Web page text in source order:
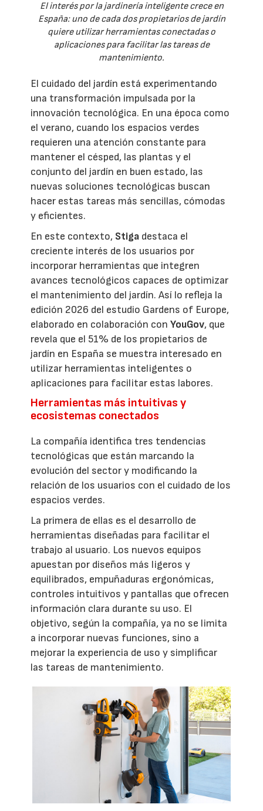
El interés por la jardinería inteligente crece en
España: uno de cada dos propietarios de jardín
quiere utilizar herramientas conectadas o
aplicaciones para facilitar las tareas de
mantenimiento.
El cuidado del jardín está experimentando
una transformación impulsada por la
innovación tecnológica. En una época como
el verano, cuando los espacios verdes
requieren una atención constante para
mantener el césped, las plantas y el
conjunto del jardín en buen estado, las
nuevas soluciones tecnológicas buscan
hacer estas tareas más sencillas, cómodas
y eficientes.
En este contexto, Stiga destaca el
creciente interés de los usuarios por
incorporar herramientas que integren
avances tecnológicos capaces de optimizar
el mantenimiento del jardín. Así lo refleja la
edición 2026 del estudio Gardens of Europe,
elaborado en colaboración conYouGov, que
revela que el 51% de los propietarios de
jardín en España se muestra interesado en
utilizar herramientas inteligentes o
aplicaciones para facilitar estas labores.
Herramientas más intuitivas y
ecosistemas conectados
La compañía identifica tres tendencias
tecnológicas que están marcando la
evolución del sector y modificando la
relación de los usuarios con el cuidado de los
espacios verdes.
La primera de ellas es el desarrollo de
herramientas diseñadas para facilitar el
trabajo al usuario. Los nuevos equipos
apuestan por diseños más ligeros y
equilibrados, empuñaduras ergonómicas,
controles intuitivos y pantallas que ofrecen
información clara durante su uso. El
objetivo, según la compañía, ya no se limita
a incorporar nuevas funciones, sino a
mejorar la experiencia de uso y simplificar
las tareas de mantenimiento.